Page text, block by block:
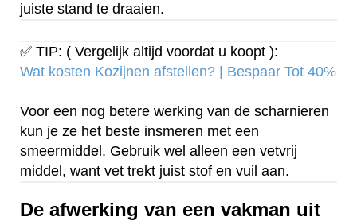
juiste stand te draaien.
✅ TIP: ( Vergelijk altijd voordat u koopt ):
Wat kosten Kozijnen afstellen? | Bespaar Tot 40%‎
Voor een nog betere werking van de scharnieren
kun je ze het beste insmeren met een
smeermiddel. Gebruik wel alleen een vetvrij
middel, want vet trekt juist stof en vuil aan.
De afwerking van een vakman uit